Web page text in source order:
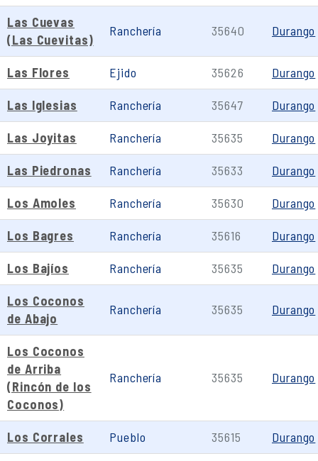
Las Cuevas
(Las Cuevitas)
Ranchería 35640 Durango
Las Flores Ejido 35626 Durango
Las Iglesias Ranchería 35647 Durango
Las Joyitas Ranchería 35635 Durango
Las Piedronas Ranchería 35633 Durango
Los Amoles Ranchería 35630 Durango
Los Bagres Ranchería 35616 Durango
Los Bajíos Ranchería 35635 Durango
Los Coconos
de Abajo
Ranchería 35635 Durango
Los Coconos
de Arriba
(Rincón de los
Coconos)
Ranchería 35635 Durango
Los Corrales Pueblo 35615 Durango